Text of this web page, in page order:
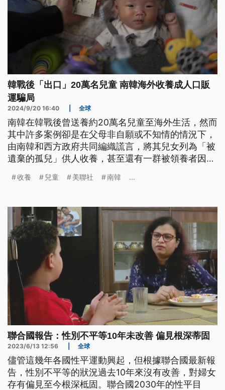
韓戰後「出口」20萬名兒童 南韓海外收養成人口販
運騙局
2024/9/20 16:40 全球
南韓在韓戰後曾送養約20萬名兒童至海外生活，然而
其中許多案例卻是在父母非自願或不知情的情況下，
由南韓和西方政府共同編織謊言，將其兒女列為「被
遺棄的孤兒」供人收養，甚至還有一群被領養者因收
收養 兒童 美聯社 南韓 ...
聯合國報告：性別不平等10年未改善 偏見根深蒂固
2023/6/13 12:56 全球
儘管這幾年各國性平運動興起，但根據聯合國最新報
告，性別不平等的狀況過去10年來沒有改善，對婦女
存有偏見至今根深柢固。聯合國2030年的性平目